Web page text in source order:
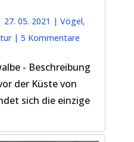
27. 05. 2021 |Vögel,
|5 Kommentare
- Beschreibung
der Küste von
sich die einzige